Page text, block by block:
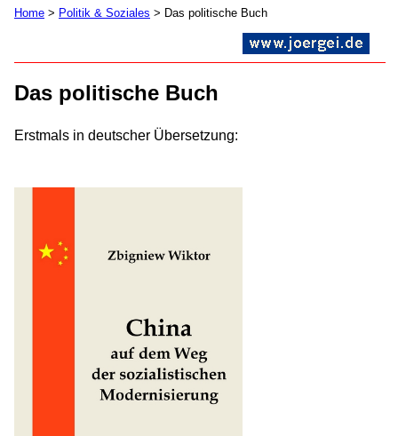
Home > Politik & Soziales > Das politische Buch
Das politische Buch
Erstmals in deutscher Übersetzung: